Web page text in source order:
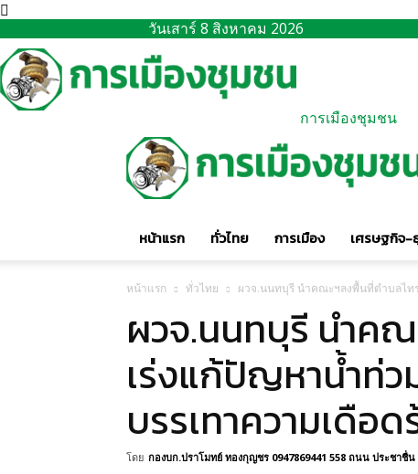
วันเสาร์ 8 สิงหาคม 2026
การเมืองชุมชน
หน้าแรก ทั่วไทย การเมือง เศรษฐกิจ-
หน้าแรก ทั่วไทย ผวจ.นนทบุรี นำคณะฯลงพื้นที่ตำบลไท
ผวจ.นนทบุรี นำค
เร่งแก้ปัญหาน้ำท่
บรรเทาความเดือ
โดย กองบก.ปราโมทย์ ทองกุญชร 0947869441 558 ถนน ประชาชื่น